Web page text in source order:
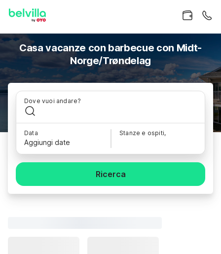
Casa vacanze con barbecue con Midt-
Norge/Trøndelag
Dove vuoi andare?
Data
Aggiungi date
Stanze e ospiti,
Ricerca